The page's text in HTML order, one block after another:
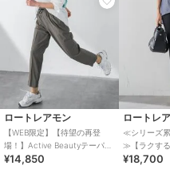
ロートレアモン
【WEB限定】【待望の再登
場！】Active Beautyテーパー
ドパンツ≪13号あり≫
¥14,850
ロートレ
≪シリーズ
≫【ラクす
ードパンツ
¥18,700